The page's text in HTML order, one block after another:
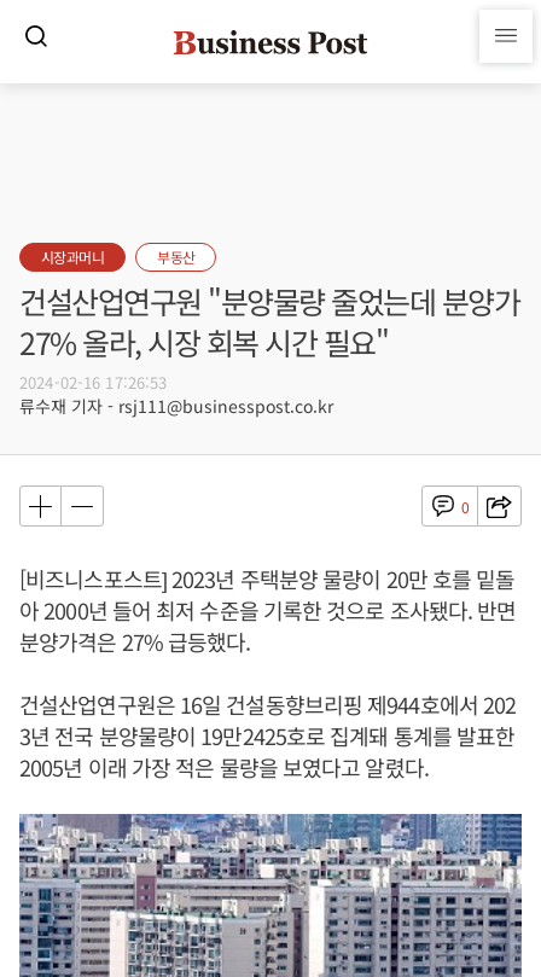
시장과머니 부동산
건설산업연구원 "분양물량 줄었는데 분양가
27% 올라, 시장 회복 시간 필요"
2024-02-16 17:26:53
류수재 기자 - rsj111@businesspost.co.kr
0
[비즈니스포스트] 2023년 주택분양 물량이 20만 호를 밑돌
아 2000년 들어 최저 수준을 기록한 것으로 조사됐다. 반면
분양가격은 27% 급등했다.
건설산업연구원은 16일 건설동향브리핑 제944호에서 202
3년 전국 분양물량이 19만2425호로 집계돼 통계를 발표한
2005년 이래 가장 적은 물량을 보였다고 알렸다.